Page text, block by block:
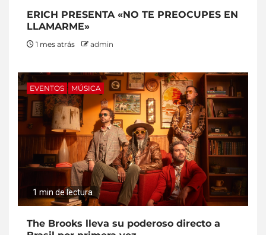
ERICH PRESENTA «NO TE PREOCUPES EN
LLAMARME»
1 mes atrás admin
EVENTOS MÚSICA
1 min de lectura
The Brooks lleva su poderoso directo a